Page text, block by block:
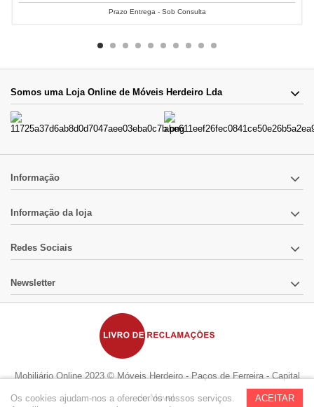
Prazo Entrega - Sob Consulta
Somos uma Loja Online de Móveis Herdeiro Lda
Informação
Informação da loja
Redes Sociais
Newsletter
Mobiliário Online 2023 © Móveis Herdeiro - Paços de Ferreira - Capital
do Móvel ACEITAR
Os cookies ajudam-nos a oferecer os nossos serviços.